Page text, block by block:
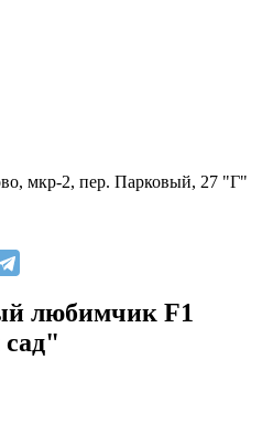
мкр-2, пер. Парковый, 27 "Г"
любимчик F1